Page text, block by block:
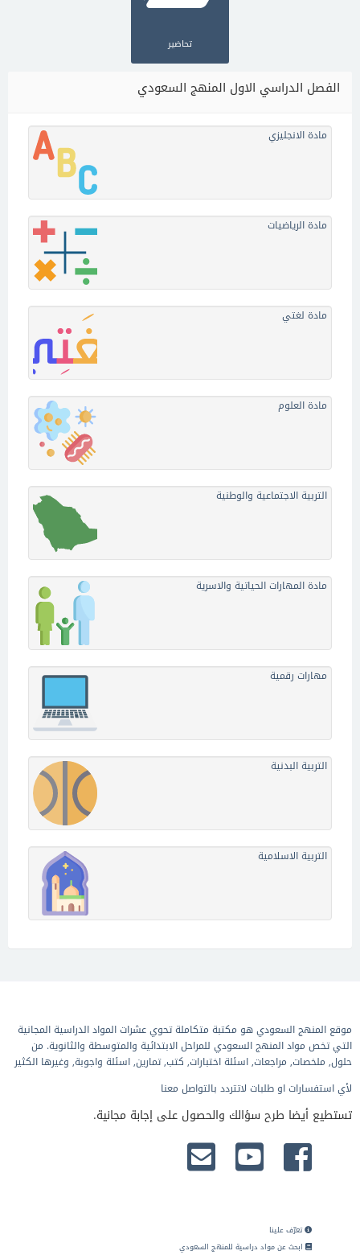
تحاضير
الفصل الدراسي الاول المنهج السعودي
مادة الانجليزي
مادة الرياضيات
مادة لغتي
مادة العلوم
التربية الاجتماعية والوطنية
مادة المهارات الحياتية والاسرية
مهارات رقمية
التربية البدنية
التربية الاسلامية
موقع المنهج السعودي هو مكتبة متكاملة تحوي عشرات المواد الدراسية المجانية
التي تخص مواد المنهج السعودي للمراحل الابتدائية والمتوسطة والثانوية. من
حلول, ملخصات, مراجعات, اسئلة اختبارات, كتب, تمارين, اسئلة واجوبة, وغيرها الكثير
لأي استفسارات او طلبات لاتتردد بالتواصل معنا
تستطيع أيضا طرح سؤالك والحصول على إجابة مجانية.
تعرّف علينا
ابحث عن مواد دراسية للمنهج السعودي